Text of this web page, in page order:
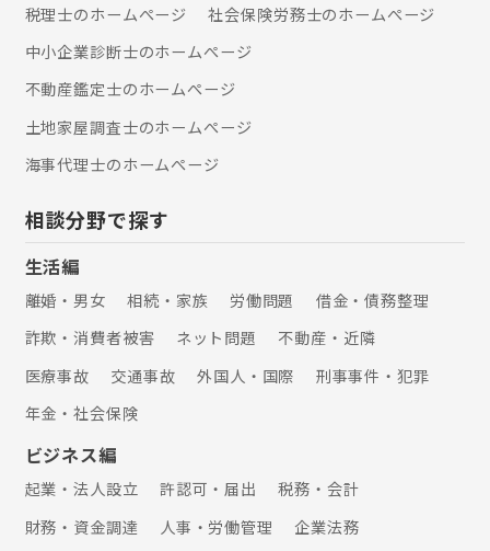
税理士のホームぺージ
社会保険労務士のホームぺージ
中小企業診断士のホームぺージ
不動産鑑定士のホームぺージ
土地家屋調査士のホームぺージ
海事代理士のホームぺージ
相談分野で探す
生活編
離婚・男女 相続・家族 労働問題
借金・債務整理
詐欺・消費者被害
ネット問題
不動産・近隣
医療事故
交通事故 外国人・国際
刑事事件・犯罪
年金・社会保険
ビジネス編
起業・法人設立 許認可・届出
税務・会計
財務・資金調達
人事・労働管理
企業法務